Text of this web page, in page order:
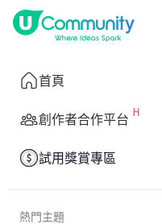
首頁
創作者合作平台
試用獎賞專區
熱門主題